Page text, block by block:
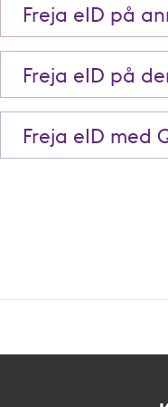
Freja eID på
Freja eID på
Freja eID med